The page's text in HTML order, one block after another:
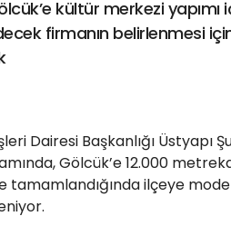
kültür merkezi yapımı
firmanın belirlenmesi
Dairesi Başkanlığı Üstyapı
Gölcük’e 12.000
tamamlandığında ilçeye